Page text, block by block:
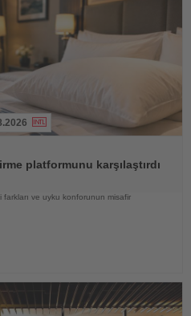
platformunu karşılaştırdı
farkları ve uyku konforunun misafir